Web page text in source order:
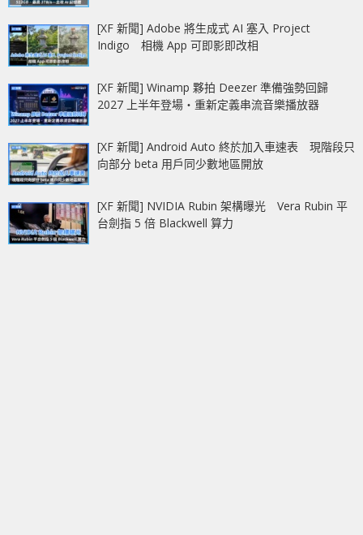
[XF 新聞] Adobe 將生成式 AI 塞入 Project
Indigo 相機 App 可即影即改相
[XF 新聞] Winamp 夥拍 Deezer 準備強勢回歸
2027 上半年登場‧重新定義串流音樂播放器
[XF 新聞] Android Auto 終於加入車速表 現階段只
向部分 beta 用戶同少數地區開放
[XF 新聞] NVIDIA Rubin 架構曝光 Vera Rubin 平
台劍指 5 倍 Blackwell 算力